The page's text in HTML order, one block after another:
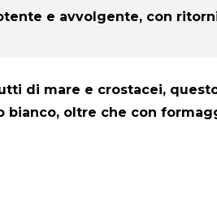
e avvolgente, con
di mare e crostacei,
oltre che con